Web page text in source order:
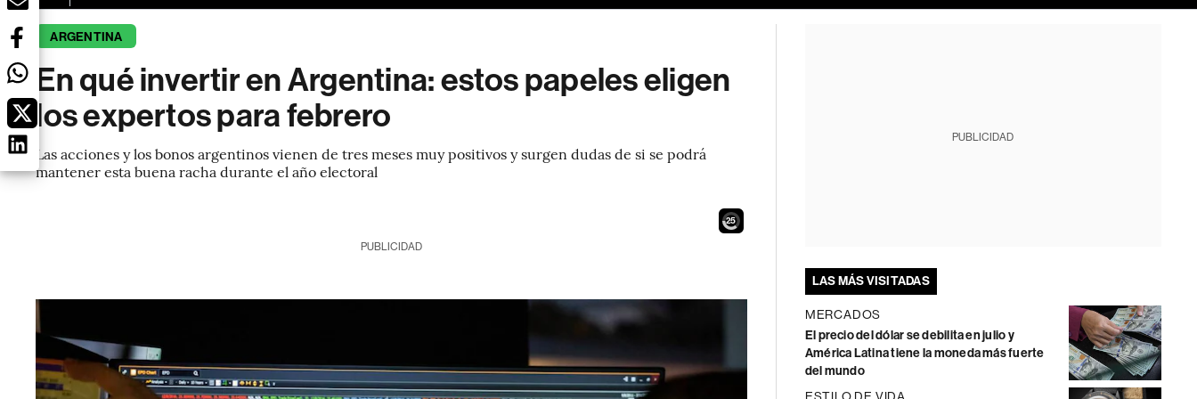
ARGENTINA
En qué invertir en Argentina: estos papeles eligen
los expertos para febrero
Las acciones y los bonos argentinos vienen de tres meses muy positivos y surgen dudas de si se podrá
mantener esta buena racha durante el año electoral
23
PUBLICIDAD
PUBLICIDAD
LAS MÁS VISITADAS
MERCADOS
El precio del dólar se debilita en julio y
América Latina tiene la moneda más fuerte
del mundo